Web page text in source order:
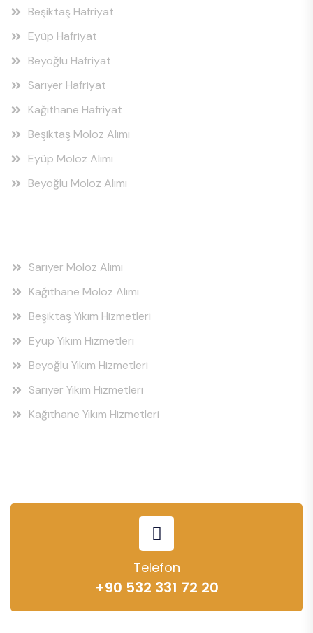
Beşiktaş Hafriyat
Eyüp Hafriyat
Beyoğlu Hafriyat
Sarıyer Hafriyat
Kağıthane Hafriyat
Beşiktaş Moloz Alımı
Eyüp Moloz Alımı
Beyoğlu Moloz Alımı
Sarıyer Moloz Alımı
Kağıthane Moloz Alımı
Beşiktaş Yıkım Hizmetleri
Eyüp Yıkım Hizmetleri
Beyoğlu Yıkım Hizmetleri
Sarıyer Yıkım Hizmetleri
Kağıthane Yıkım Hizmetleri
Telefon
+90 532 331 72 20